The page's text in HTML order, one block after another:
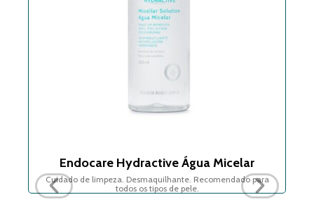
Endocare Hydractive Água Micelar
Cuidado de limpeza. Desmaquilhante. Recomendado para
todos os tipos de pele.